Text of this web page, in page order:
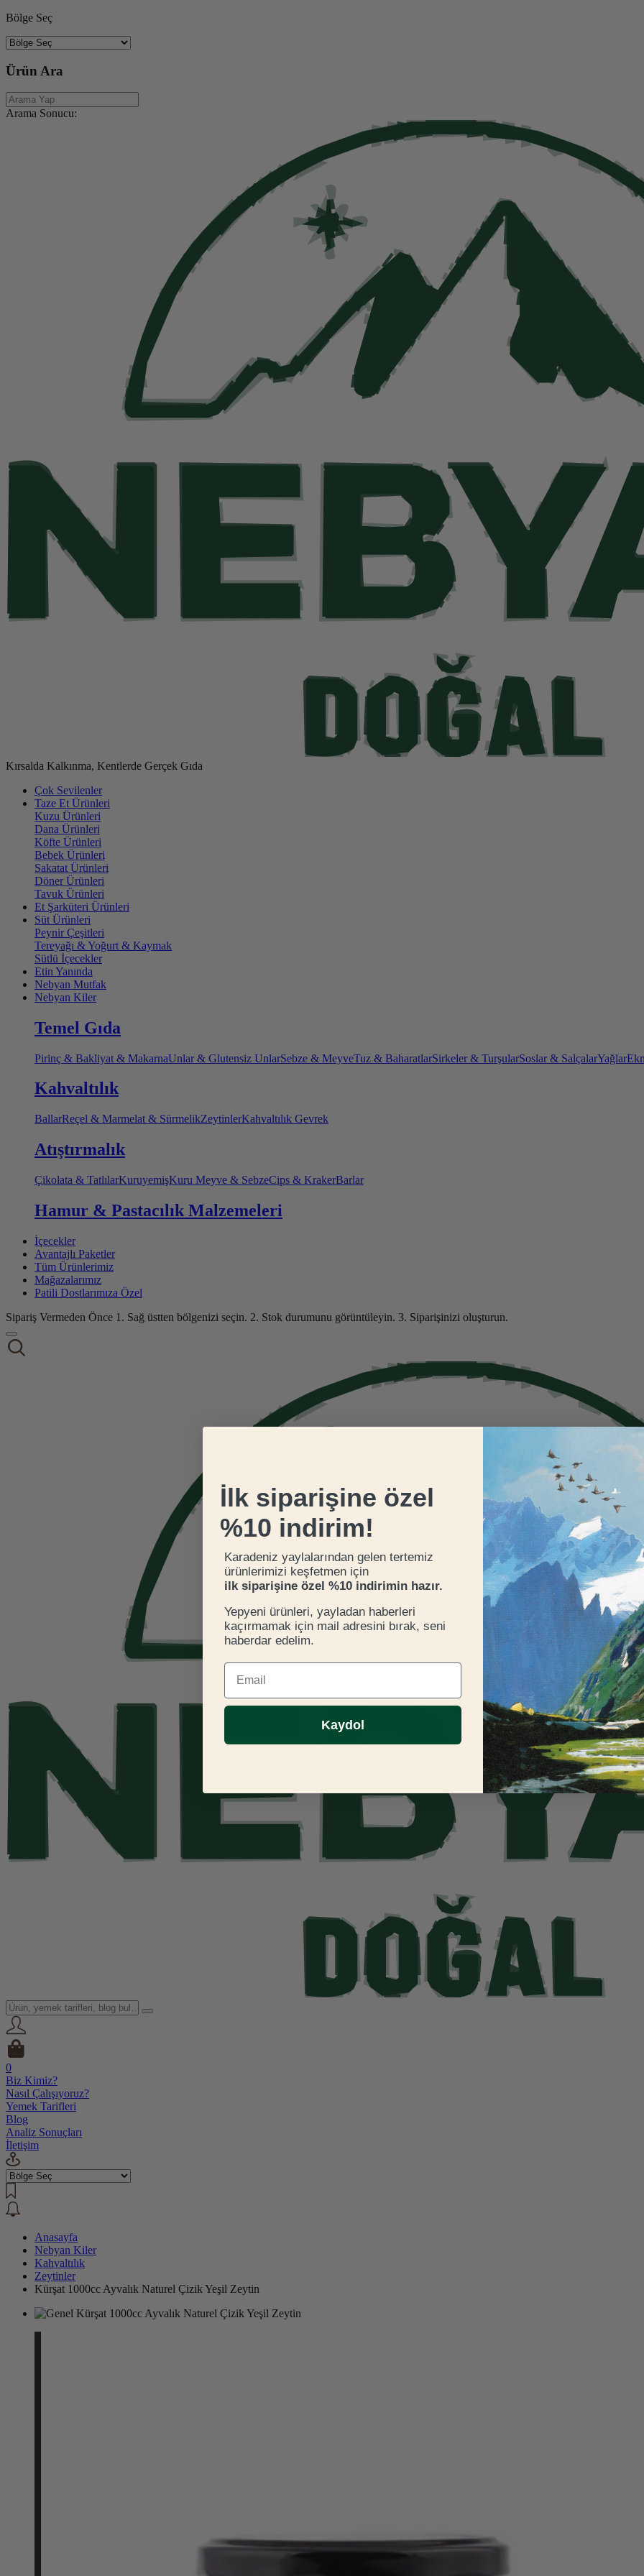
Bölge Seç
Ürün Ara
Arama Sonucu:
Kırsalda Kalkınma, Kentlerde Gerçek Gıda
Çok Sevilenler
Taze Et Ürünleri
Kuzu Ürünleri
Dana Ürünleri
Köfte Ürünleri
Bebek Ürünleri
Sakatat Ürünleri
Döner Ürünleri
Tavuk Ürünleri
Et Şarküteri Ürünleri
Süt Ürünleri
Peynir Çeşitleri
Tereyağı & Yoğurt & Kaymak
Sütlü İçecekler
Etin Yanında
Nebyan Mutfak
Nebyan Kiler
Temel Gıda
Pirinç & Bakliyat & MakarnaUnlar & Glutensiz UnlarSebze & MeyveTuz & BaharatlarSirkeler & TurşularSoslar & SalçalarYağlar
Kahvaltılık
BallarReçel & Marmelat & SürmelikZeytinlerKahvaltılık Gevrek
Atıştırmalık
Çikolata & TatlılarKuruyemişKuru Meyve & SebzeCips & KrakerBarlar
Hamur & Pastacılık Malzemeleri
İçecekler
Avantajlı Paketler
Tüm Ürünlerimiz
Mağazalarımız
Patili Dostlarımıza Özel
Sipariş Vermeden Önce 1. Sağ üstten bölgenizi seçin. 2. Stok durumunu görüntüleyin. 3. Siparişinizi oluşturun.
0
Biz Kimiz?
Nasıl Çalışıyoruz?
Yemek Tarifleri
Blog
Analiz Sonuçları
İletişim
Anasayfa
Nebyan Kiler
Kahvaltılık
Zeytinler
Kürşat 1000cc Ayvalık Naturel Çizik Yeşil Zeytin
İlk siparişine özel
%10 indirim!
Karadeniz yaylalarından gelen tertemiz
ürünlerimizi keşfetmen için
ilk siparişine özel %10 indirimin hazır.
Yepyeni ürünleri, yayladan haberleri
kaçırmamak için mail adresini bırak, seni
haberdar edelim.
E-mail
Kaydol